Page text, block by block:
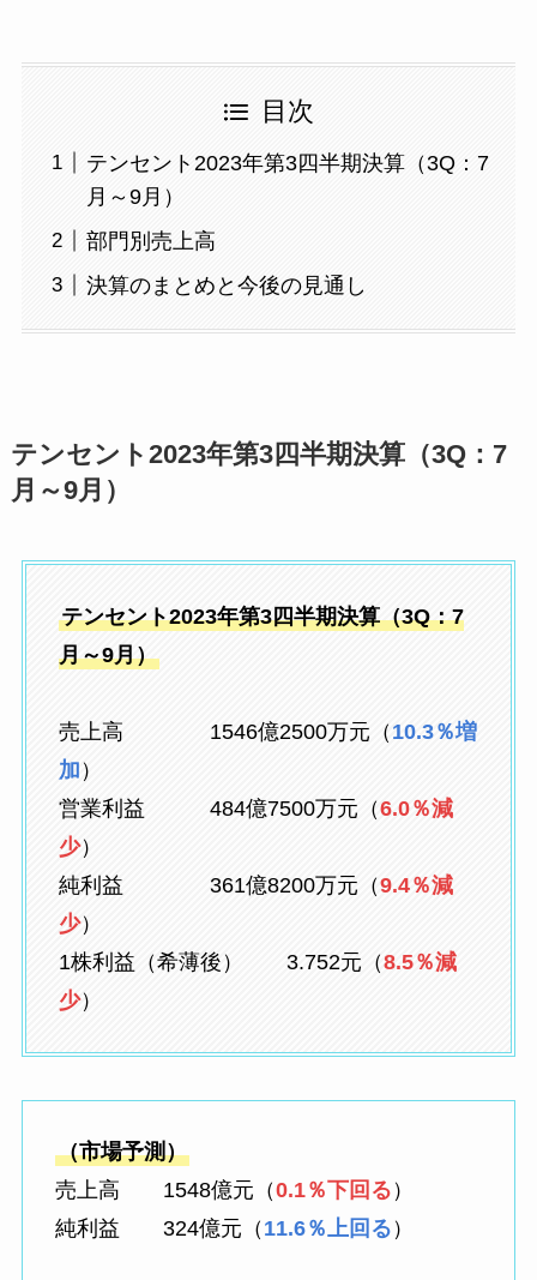
目次
テンセント2023年第3四半期決算（3Q：7
月～9月）
部門別売上高
決算のまとめと今後の見通し
テンセント2023年第3四半期決算（3Q：7
月～9月）
テンセント2023年第3四半期決算（3Q：7
月～9月）
売上高 1546億2500万元（10.3％増
加 ）
営業利益 484億7500万元（6.0％減
少）
純利益 361億8200万元（9.4％減
少）
1株利益（希薄後） 3.752元（8.5％減
少）
（市場予測）
売上高 1548億元（0.1％下回る ）
純利益 324億元（ 11.6％上回る ）